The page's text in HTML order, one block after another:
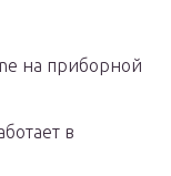
на приборной
в